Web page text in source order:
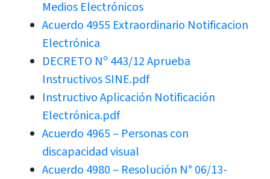
Medios Electrónicos
Acuerdo 4955 Extraordinario Notificacion
Electrónica
DECRETO Nº 443/12 Aprueba
Instructivos SINE.pdf
Instructivo Aplicación Notificación
Electrónica.pdf
Acuerdo 4965 – Personas con
discapacidad visual
Acuerdo 4980 – Resolución N° 06/13-